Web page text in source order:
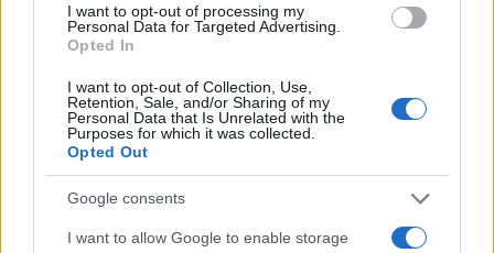
I want to opt-out of processing my
Personal Data for Targeted Advertising.
Opted In
I want to opt-out of Collection, Use,
Retention, Sale, and/or Sharing of my
Personal Data that Is Unrelated with the
Purposes for which it was collected.
Opted Out
Google consents
I want to allow Google to enable storage
πριν 33 λεπτά
Ρωσικό drone χτύπησε
μετέφερε όπλα για την
Ουκρανία στη Μαύρη
Θάλασσα
το υπουργείο Άμυνας της